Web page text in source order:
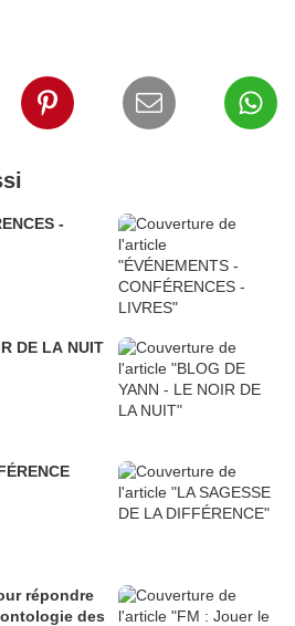
-
DE LA NUIT
répondre
des